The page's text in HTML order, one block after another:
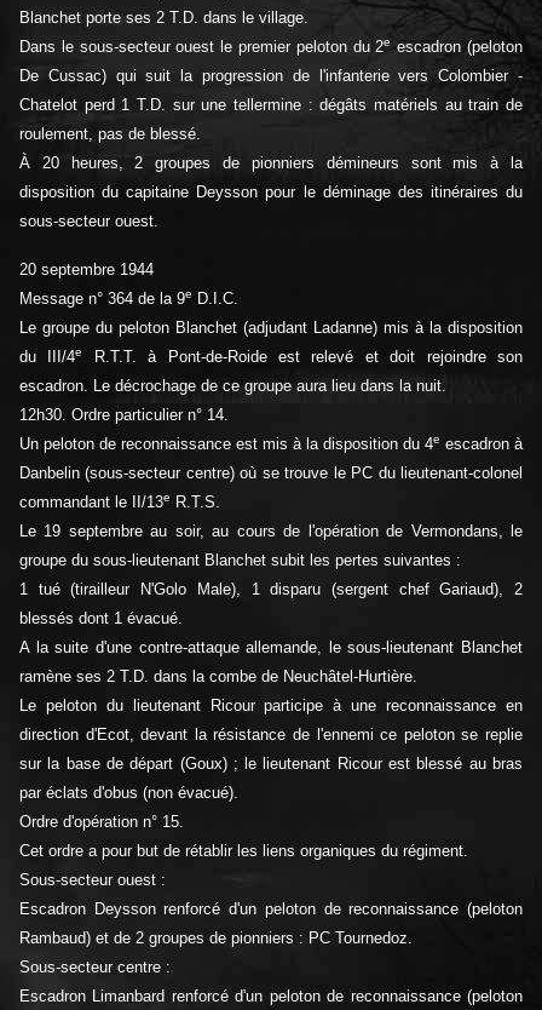
Blanchet porte ses 2 T.D. dans le village.
Dans le sous-secteur ouest le premier peloton du 2e escadron (peloton
De Cussac) qui suit la progression de l'infanterie vers Colombier -
Chatelot perd 1 T.D. sur une tellermine : dégâts matériels au train de
roulement, pas de blessé.
À 20 heures, 2 groupes de pionniers démineurs sont mis à la
disposition du capitaine Deysson pour le déminage des itinéraires du
sous-secteur ouest.
20 septembre 1944
Message n° 364 de la 9e
D.I.C.
Le groupe du peloton Blanchet (adjudant Ladanne) mis à la disposition
du III/4e
R.T.T. à Pont-de-Roide est relevé et doit rejoindre son
escadron. Le décrochage de ce groupe aura lieu dans la nuit.
12h30. Ordre particulier n° 14.
Un peloton de reconnaissance est mis à la disposition du 4e escadron à
Danbelin (sous-secteur centre) où se trouve le PC du lieutenant-colonel
commandant le II/13e
R.T.S.
Le 19 septembre au soir, au cours de l'opération de Vermondans, le
groupe du sous-lieutenant Blanchet subit les pertes suivantes :
1 tué (tirailleur N'Golo Male), 1 disparu (sergent chef Gariaud), 2
blessés dont 1 évacué.
A la suite d'une contre-attaque allemande, le sous-lieutenant Blanchet
ramène ses 2 T.D. dans la combe de Neuchâtel-Hurtière.
Le peloton du lieutenant Ricour participe à une reconnaissance en
direction d'Ecot, devant la résistance de l'ennemi ce peloton se replie
sur la base de départ (Goux) ; le lieutenant Ricour est blessé au bras
par éclats d'obus (non évacué).
Ordre d'opération n° 15.
Cet ordre a pour but de rétablir les liens organiques du régiment.
Sous-secteur ouest :
Escadron Deysson renforcé d'un peloton de reconnaissance (peloton
Rambaud) et de 2 groupes de pionniers : PC Tournedoz.
Sous-secteur centre :
Escadron Limanbard renforcé d'un peloton de reconnaissance (peloton